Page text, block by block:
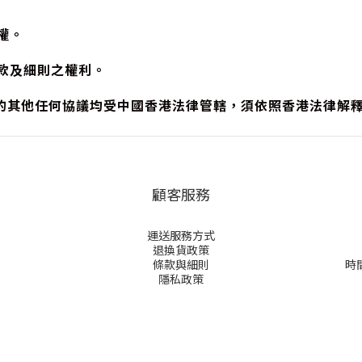
。
細則之權利。
他任何協議均受中國香港法律管轄，須依照香港法律解
顧客服務
運送服務方式
退換貨政策
條款與細則
隱私政策
時